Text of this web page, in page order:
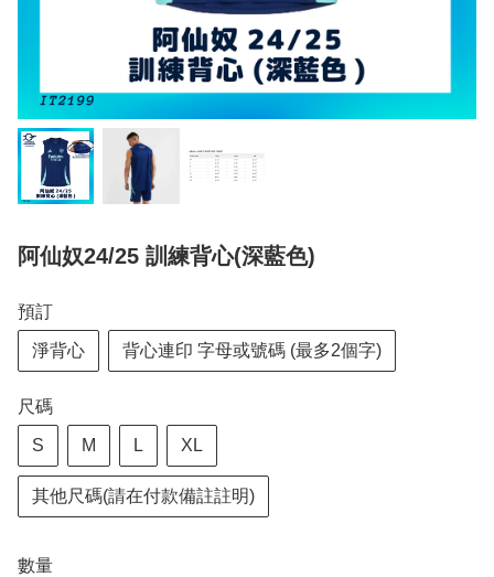
阿仙奴24/25 訓練背心(深藍色)
預訂
淨背心 背心連印 字母或號碼 (最多2個字)
尺碼
S M L XL
其他尺碼(請在付款備註註明)
數量